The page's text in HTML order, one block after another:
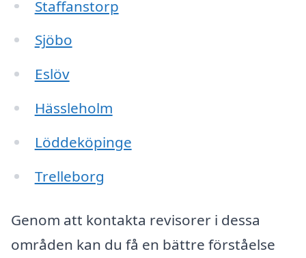
Staffanstorp
Sjöbo
Eslöv
Hässleholm
Löddeköpinge
Trelleborg
Genom att kontakta revisorer i dessa
områden kan du få en bättre förståelse